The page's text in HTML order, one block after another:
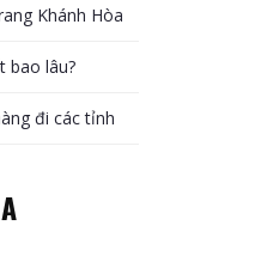
Khánh Hòa
bao lâu?
đi các tỉnh